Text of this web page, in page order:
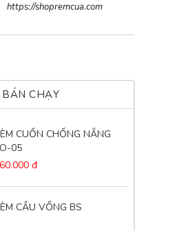
https://shopremcua.com
CHẠY
CUỐN CHỐNG NẮNG
05
đ
CẦU VỒNG BS